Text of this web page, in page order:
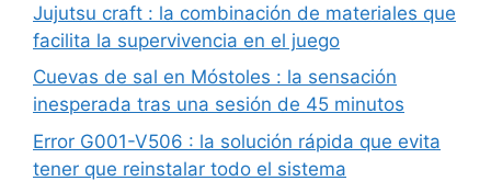
Jujutsu craft : la combinación de materiales que
facilita la supervivencia en el juego
Cuevas de sal en Móstoles : la sensación
inesperada tras una sesión de 45 minutos
Error G001-V506 : la solución rápida que evita
tener que reinstalar todo el sistema